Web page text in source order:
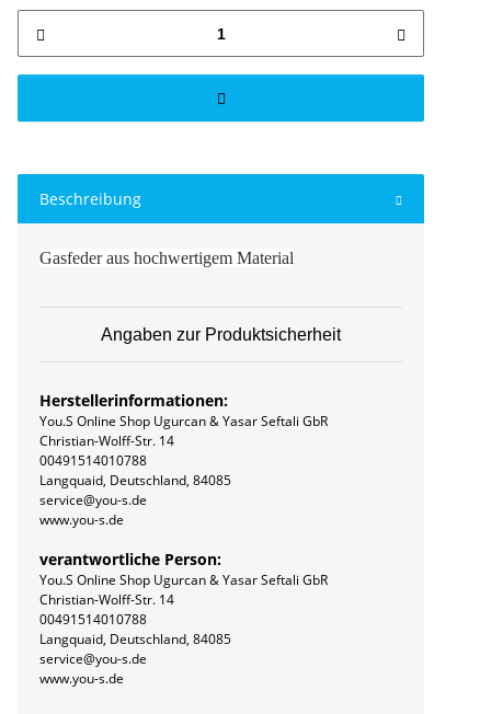
Beschreibung
Gasfeder aus hochwertigem Material
Angaben zur Produktsicherheit
Herstellerinformationen:
You.S Online Shop Ugurcan & Yasar Seftali GbR
Christian-Wolff-Str. 14
00491514010788
Langquaid, Deutschland, 84085
service@you-s.de
www.you-s.de
verantwortliche Person:
You.S Online Shop Ugurcan & Yasar Seftali GbR
Christian-Wolff-Str. 14
00491514010788
Langquaid, Deutschland, 84085
service@you-s.de
www.you-s.de